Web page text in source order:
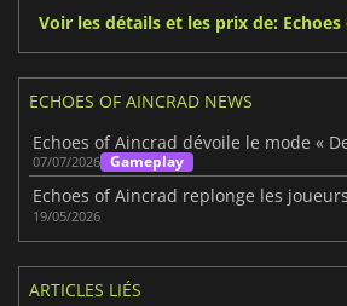
Voir les détails et les prix de:
ECHOES OF AINCRAD NEWS
07/07/2026 Gameplay
19/05/2026
ARTICLES LIÉS